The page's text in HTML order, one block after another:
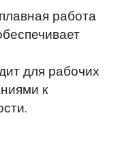
работа
для рабочих
к